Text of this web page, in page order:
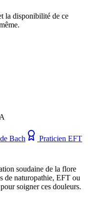
la disponibilité de ce
Bach
Praticien EFT
soudaine de la flore
de naturopathie, EFT ou
soigner ces douleurs.